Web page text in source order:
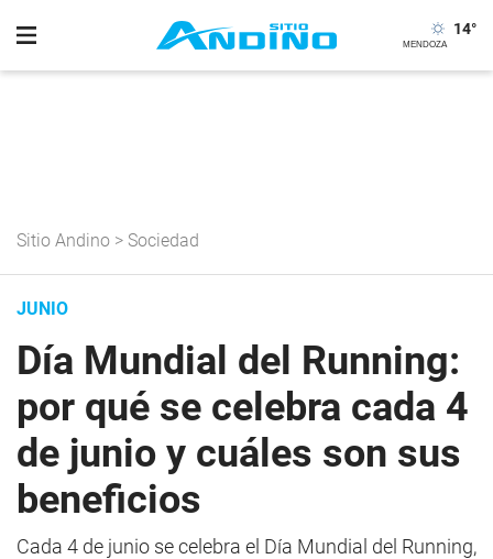
14°
Sitio Andino > Sociedad
JUNIO
Día Mundial del Running:
por qué se celebra cada 4
de junio y cuáles son sus
beneficios
Cada 4 de junio se celebra el Día Mundial del Running,